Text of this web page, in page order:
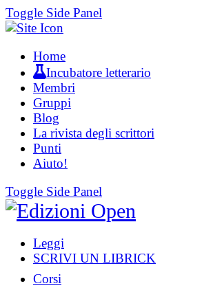
Toggle Side Panel
Home
Incubatore letterario
Membri
Gruppi
Blog
La rivista degli scrittori
Punti
Aiuto!
Toggle Side Panel
Leggi
SCRIVI UN LIBRICK
Corsi